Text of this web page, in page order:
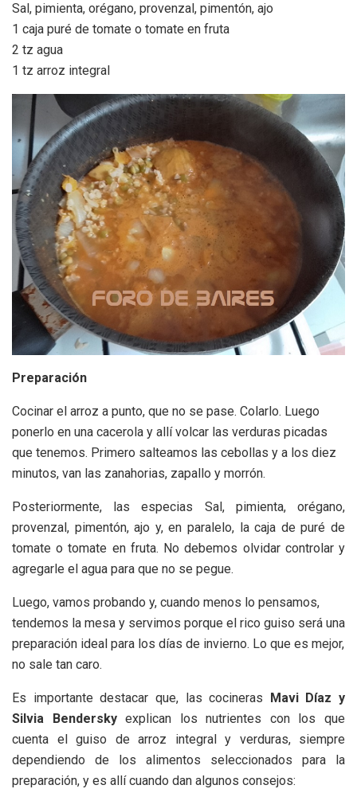
Sal, pimienta, orégano, provenzal, pimentón, ajo
1 caja puré de tomate o tomate en fruta
2 tz agua
1 tz arroz integral
Preparación
Cocinar el arroz a punto, que no se pase. Colarlo. Luego
ponerlo en una cacerola y allí volcar las verduras picadas
que tenemos. Primero salteamos las cebollas y a los diez
minutos, van las zanahorias, zapallo y morrón.
Posteriormente, las especias Sal, pimienta, orégano,
provenzal, pimentón, ajo y, en paralelo, la caja de puré de
tomate o tomate en fruta. No debemos olvidar controlar y
agregarle el agua para que no se pegue.
Luego, vamos probando y, cuando menos lo pensamos,
tendemos la mesa y servimos porque el rico guiso será una
preparación ideal para los días de invierno. Lo que es mejor,
no sale tan caro.
Es importante destacar que, las cocineras Mavi Díaz y
Silvia Benderskyexplican los nutrientes con los que
cuenta el guiso de arroz integral y verduras, siempre
dependiendo de los alimentos seleccionados para la
preparación, y es allí cuando dan algunos consejos: